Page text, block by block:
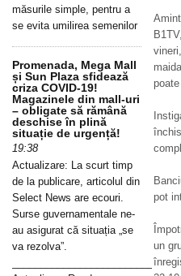
pot
un
măsurile simple, pentru a
se evita umilirea semenilor
Promenada, Mega Mall
și Sun Plaza sfidează
criza COVID-19!
Magazinele din mall-uri
– obligate să rămână
deschise în plină
situație de urgență!
19:38
Actualizare: La scurt timp
de la publicare, articolul din
Select News are ecouri.
Surse guvernamentale ne-
au asigurat că situația „se
va rezolva”.